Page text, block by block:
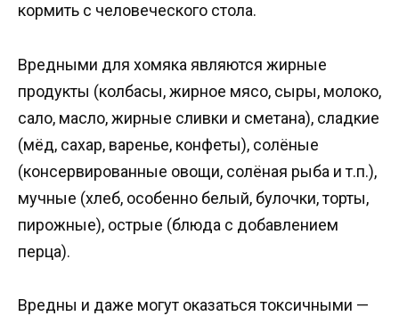
кормить с человеческого стола.
Вредными для хомяка являются жирные
продукты (колбасы, жирное мясо, сыры, молоко,
сало, масло, жирные сливки и сметана), сладкие
(мёд, сахар, варенье, конфеты), солёные
(консервированные овощи, солёная рыба и т.п.),
мучные (хлеб, особенно белый, булочки, торты,
пирожные), острые (блюда с добавлением
перца).
Вредны и даже могут оказаться токсичными —